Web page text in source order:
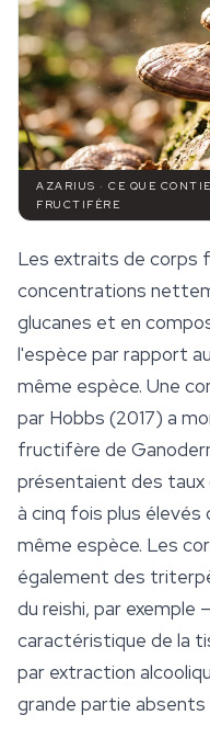
AZARIUS · CE QUE
FRUCTIFÈRE
Les extraits de corps
concentrations
glucanes et en
l'espèce par rapport
même espèce. Une
par Hobbs (2017) a
fructifère de
présentaient des taux
à cinq fois plus élevés
même espèce. Les
également des
du reishi, par exemple
caractéristique de la
par extraction
grande partie